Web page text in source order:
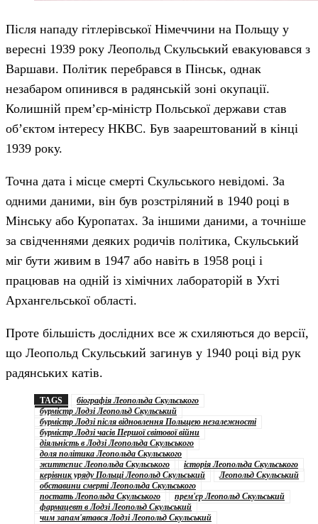
Після нападу гітлерівської Німеччини на Польщу у
вересні 1939 року Леопольд Скульський евакуювався з
Варшави. Політик перебрався в Пінськ, однак
незабаром опинився в радянській зоні окупації.
Колишній прем’єр-міністр Польської держави став
об’єктом інтересу НКВС. Був заарештований в кінці
1939 року.
Точна дата і місце смерті Скульського невідомі. За
одними даними, він був розстріляний в 1940 році в
Мінську або Куропатах. За іншими даними, а точніше
за свідченнями деяких родичів політика, Скульський
міг бути живим в 1947 або навіть в 1958 році і
працював на одній із хімічних лабораторій в Ухті
Архангельської області.
Проте більшість дослідних все ж схиляються до версії,
що Леопольд Скульський загинув у 1940 році від рук
радянських катів.
TAGS
біографія Леопольда Скульського
бурмістр Лодзі Леопольд Скульський
бурмістр Лодзі після відновлення Польщею незалежності
бурмістр Лодзі часів Першої світової війни
діяльність в Лодзі Леопольда Скульського
доля політика Леопольда Скульського
життєпис Леопольда Скульського
історія Леопольда Скульського
керівник уряду Польщі Леопольд Скульський
Леопольд Скульський
обставини смерті Леопольда Скульського
постать Леопольда Скульського
прем'єр Леопольд Скульський
фармацевт в Лодзі Леопольд Скульський
чим запам'ятався Лодзі Леопольд Скульський